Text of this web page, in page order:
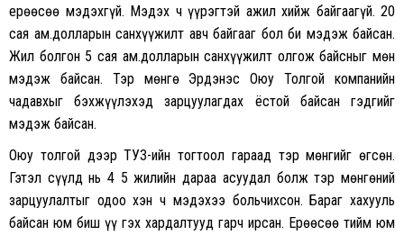
ерөөсөө мэдэхгүй. Мэдэх ч үүрэгтэй ажил хийж байгаагүй. 20
сая ам.долларын санхүүжилт авч байгааг бол би мэдэж байсан.
Жил болгон 5 сая ам.долларын санхүүжилт олгож байсныг мөн
мэдэж байсан. Тэр мөнгө Эрдэнэс Оюу Толгой компанийн
чадавхыг бэхжүүлэхэд зарцуулагдах ёстой байсан гэдгийг
мэдэж байсан.
Оюу толгой дээр ТУЗ-ийн тогтоол гараад тэр мөнгийг өгсөн.
Гэтэл сүүлд нь 4 5 жилийн дараа асуудал болж тэр мөнгөний
зарцуулалтыг одоо хэн ч мэдэхээ больчихсон. Бараг хахууль
байсан юм биш үү гэх хардалтууд гарч ирсан. Ерөөсөө тийм юм